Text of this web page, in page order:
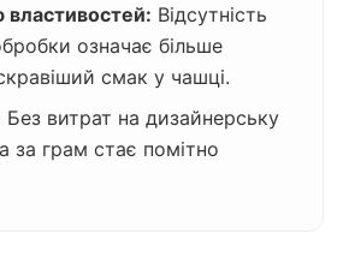
Відсутність
означає більше
смак у чашці.
Без витрат на дизайнерську
за грам стає помітно